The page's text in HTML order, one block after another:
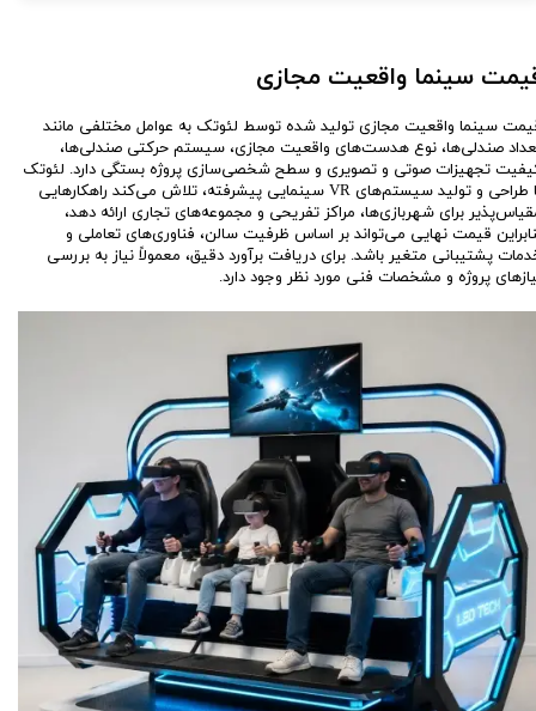
سینما واقعیت مجازی
سینما واقعیت مجازی تولید شده توسط لئوتک به عوامل مختلفی مانند
صندلی‌ها، نوع هدست‌های واقعیت مجازی، سیستم حرکتی صندلی‌ها،
تجهیزات صوتی و تصویری و سطح شخصی‌سازی پروژه بستگی دارد. لئوتک
با طراحی و تولید سیستم‌های VR سینمایی پیشرفته، تلاش می‌کند راهکارهایی
برای شهربازی‌ها، مراکز تفریحی و مجموعه‌های تجاری ارائه دهد،
قیمت نهایی می‌تواند بر اساس ظرفیت سالن، فناوری‌های تعاملی و
پشتیبانی متغیر باشد. برای دریافت برآورد دقیق، معمولاً نیاز به بررسی
پروژه و مشخصات فنی مورد نظر وجود دارد.